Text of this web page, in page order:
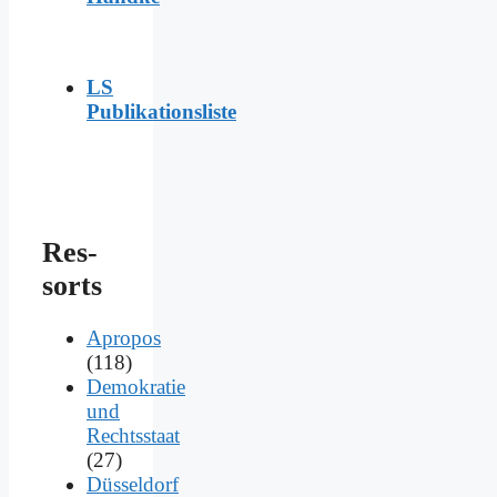
LS
Publikationsliste
Res­
sorts
Apropos
(118)
Demokratie
und
Rechtsstaat
(27)
Düsseldorf